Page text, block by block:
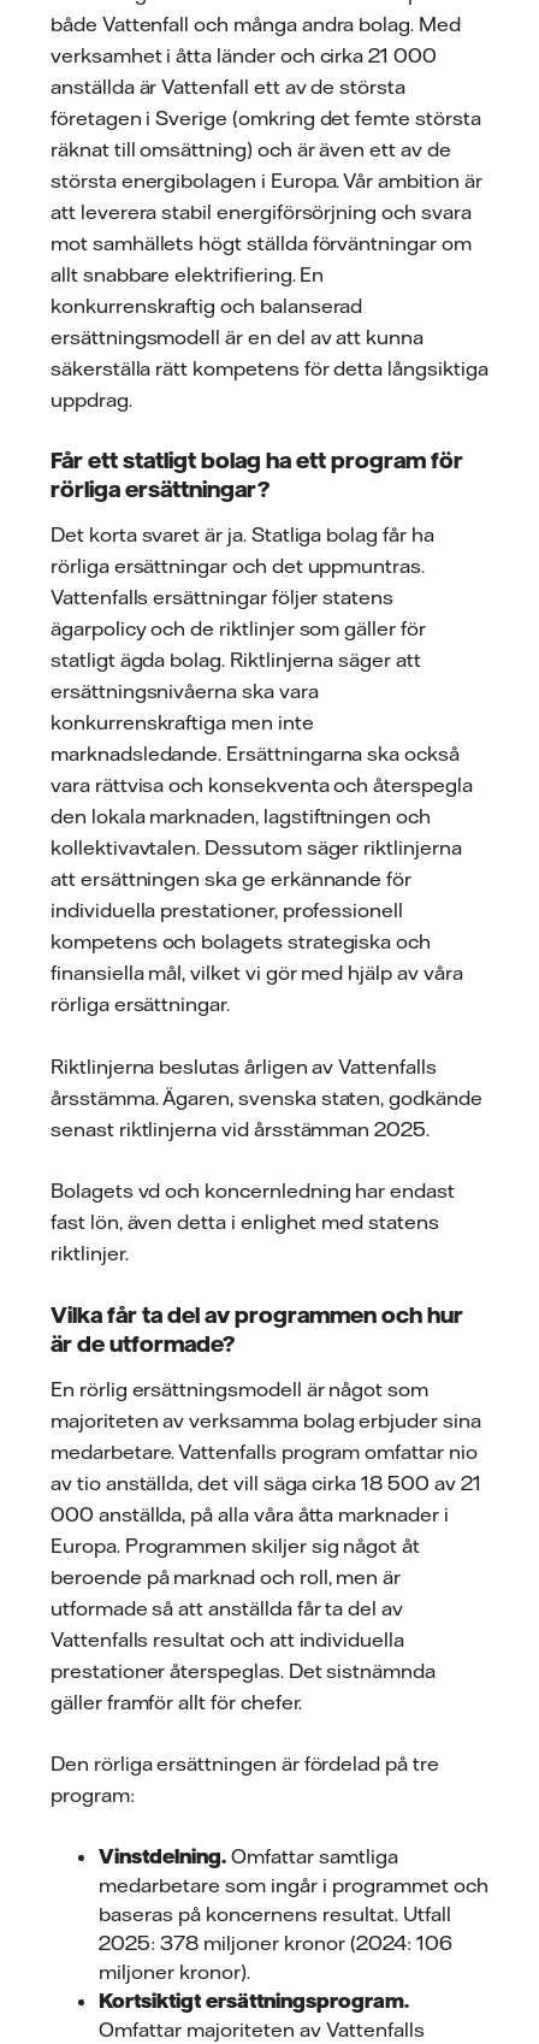
både Vattenfall och många andra bolag. Med
verksamhet i åtta länder och cirka 21 000
anställda är Vattenfall ett av de största
företagen i Sverige (omkring det femte största
räknat till omsättning) och är även ett av de
största energibolagen i Europa. Vår ambition är
att leverera stabil energiförsörjning och svara
mot samhällets högt ställda förväntningar om
allt snabbare elektrifiering. En
konkurrenskraftig och balanserad
ersättningsmodell är en del av att kunna
säkerställa rätt kompetens för detta långsiktiga
uppdrag.
Får ett statligt bolag ha ett program för
rörliga ersättningar?
Det korta svaret är ja. Statliga bolag får ha
rörliga ersättningar och det uppmuntras.
Vattenfalls ersättningar följer statens
ägarpolicy och de riktlinjer som gäller för
statligt ägda bolag. Riktlinjerna säger att
ersättningsnivåerna ska vara
konkurrenskraftiga men inte
marknadsledande. Ersättningarna ska också
vara rättvisa och konsekventa och återspegla
den lokala marknaden, lagstiftningen och
kollektivavtalen. Dessutom säger riktlinjerna
att ersättningen ska ge erkännande för
individuella prestationer, professionell
kompetens och bolagets strategiska och
finansiella mål, vilket vi gör med hjälp av våra
rörliga ersättningar.
Riktlinjerna beslutas årligen av Vattenfalls
årsstämma. Ägaren, svenska staten, godkände
senast riktlinjerna vid årsstämman 2025.
Bolagets vd och koncernledning har endast
fast lön, även detta i enlighet med statens
riktlinjer.
Vilka får ta del av programmen och hur
är de utformade?
En rörlig ersättningsmodell är något som
majoriteten av verksamma bolag erbjuder sina
medarbetare. Vattenfalls program omfattar nio
av tio anställda, det vill säga cirka 18 500 av 21
000 anställda, på alla våra åtta marknader i
Europa. Programmen skiljer sig något åt
beroende på marknad och roll, men är
utformade så att anställda får ta del av
Vattenfalls resultat och att individuella
prestationer återspeglas. Det sistnämnda
gäller framför allt för chefer.
Den rörliga ersättningen är fördelad på tre
program:
Vinstdelning. Omfattar samtliga
medarbetare som ingår i programmet och
baseras på koncernens resultat. Utfall
2025: 378 miljoner kronor (2024: 106
miljoner kronor).
Kortsiktigt ersättningsprogram.
Omfattar majoriteten av Vattenfalls